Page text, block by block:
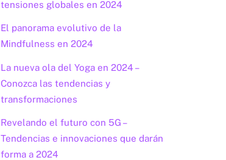
tensiones globales en 2024
El panorama evolutivo de la
Mindfulness en 2024
La nueva ola del Yoga en 2024 –
Conozca las tendencias y
transformaciones
Revelando el futuro con 5G –
Tendencias e innovaciones que darán
forma a 2024